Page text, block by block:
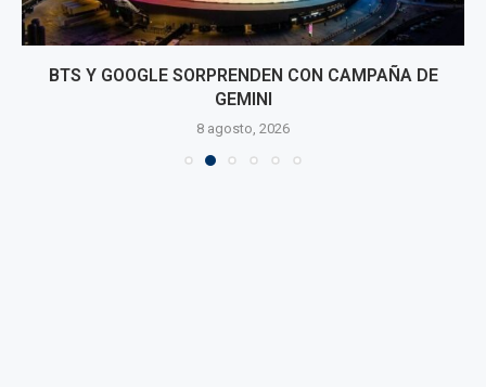
BTS Y GOOGLE SORPRENDEN CON CAMPAÑA DE
GEMINI
8 agosto, 2026